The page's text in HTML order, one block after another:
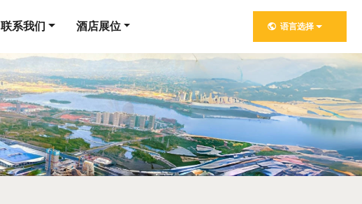
联系我们 酒店展位 语言选择